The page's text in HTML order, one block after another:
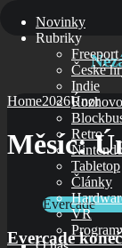
Novinky
Rubriky
České
Indie
Retro
Tabletop
Články
VR
Home2026Únor
Měsíc:
Evercade
Evercade